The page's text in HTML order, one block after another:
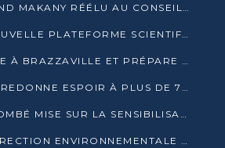
PR. ROGER ARMAND MAKANY RÉÉLU AU CONSEIL DE L’AUF
ÉNERGIE : UNE NOUVELLE PLATEFORME SCIENTIFIQUE POUR LA TRANSITION ÉNERGÉTIQUE EN AFRIQUE CENTRALE
GOZEM DÉBARQUE À BRAZZAVILLE ET PRÉPARE SON ARRIVÉE À POINTE-NOIRE
L’ESPACE OPOKO REDONNE ESPOIR À PLUS DE 775 ÉLÈVES AUTOCHTONES DANS LE NORD DU CONGO
PAUL VALISE MATOMBÉ MISE SUR LA SENSIBILISATION POUR ÉRAQUER LE GRAND BANDITISME
UNE NOUVELLE DIRECTION ENVIRONNEMENTALE POUR RENFORCER LA GESTION DES DONNÉES AU CONGO